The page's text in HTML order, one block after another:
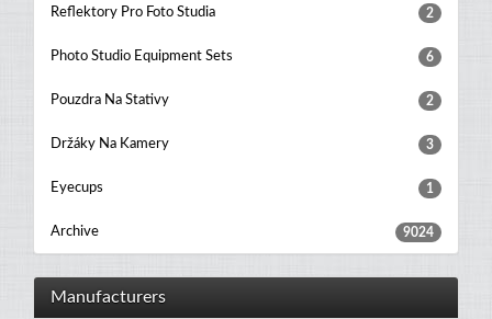
Reflektory Pro Foto Studia 2
Photo Studio Equipment Sets 6
Pouzdra Na Stativy 2
Držáky Na Kamery 3
Eyecups 1
Archive 9024
Manufacturers